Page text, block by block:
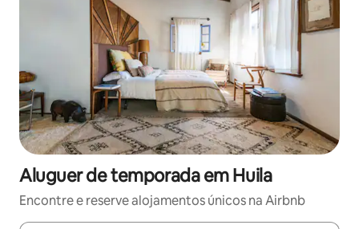
Aluguer de temporada em Huila
Encontre e reserve alojamentos únicos na Airbnb